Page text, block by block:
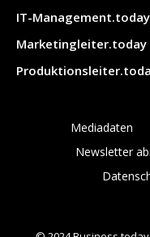
IT-Management.today
Marketingleiter.today
Mediadaten
Newsletter